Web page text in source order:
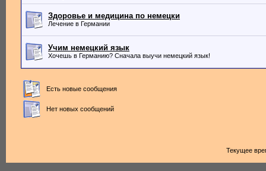
Здоровье и медицина по немецки
Лечение в Германии
Учим немецкий язык
Хочешь в Германию? Сначала выучи немецкий язык!
Есть новые сообщения
Нет новых сообщений
Текущее